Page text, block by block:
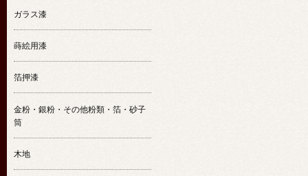
ガラス漆
蒔絵用漆
箔押漆
金粉・銀粉・その他粉類・箔・砂子
筒
木地